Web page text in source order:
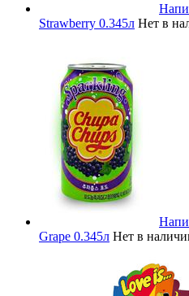
Strawberry 0.345л Нет в
Grape 0.345л Нет в